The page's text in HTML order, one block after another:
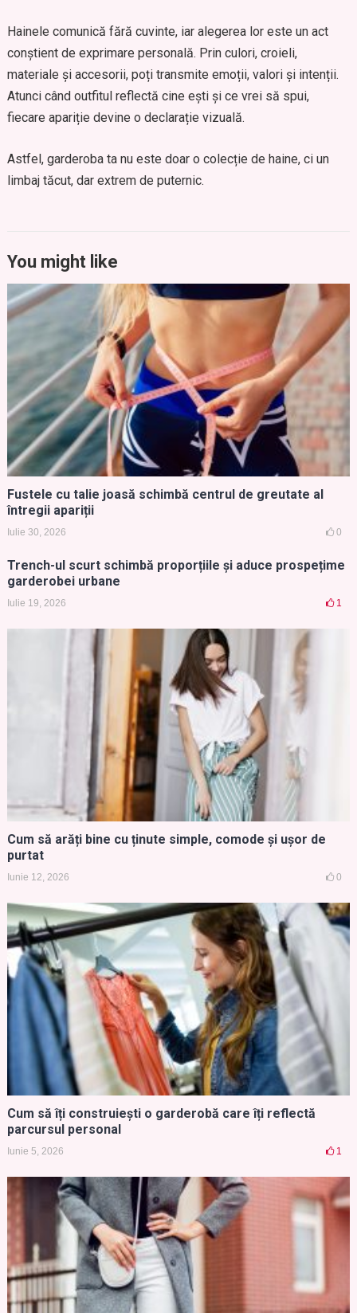
Hainele comunică fără cuvinte, iar alegerea lor este un act
conștient de exprimare personală. Prin culori, croieli,
materiale și accesorii, poți transmite emoții, valori și intenții.
Atunci când outfitul reflectă cine ești și ce vrei să spui,
fiecare apariție devine o declarație vizuală.
Astfel, garderoba ta nu este doar o colecție de haine, ci un
limbaj tăcut, dar extrem de puternic.
You might like
Fustele cu talie joasă schimbă centrul de greutate al
întregii apariții
Iulie 30, 2026 0
Trench-ul scurt schimbă proporțiile și aduce prospețime
garderobei urbane
Iulie 19, 2026 1
Cum să arăți bine cu ținute simple, comode și ușor de
purtat
Iunie 12, 2026 0
Cum să îți construiești o garderobă care îți reflectă
parcursul personal
Iunie 5, 2026 1